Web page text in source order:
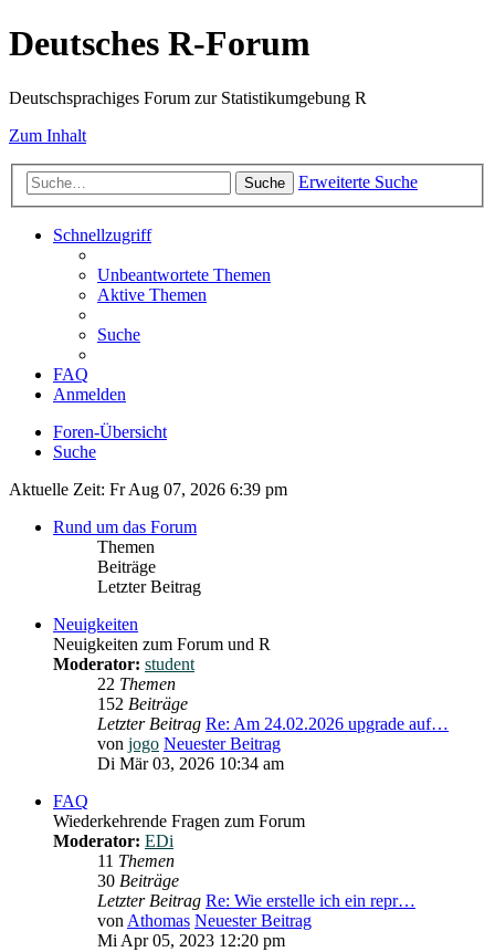
Deutsches R-Forum
Deutschsprachiges Forum zur Statistikumgebung R
Zum Inhalt
Suche Erweiterte Suche
Schnellzugriff
Unbeantwortete Themen
Aktive Themen
Suche
FAQ
Anmelden
Foren-Übersicht
Suche
Aktuelle Zeit: Fr Aug 07, 2026 6:39 pm
Rund um das Forum
Themen
Beiträge
Letzter Beitrag
Neuigkeiten
Neuigkeiten zum Forum und R
Moderator: student
22 Themen
152 Beiträge
Letzter Beitrag Re: Am 24.02.2026 upgrade auf…
von jogo Neuester Beitrag
Di Mär 03, 2026 10:34 am
FAQ
Wiederkehrende Fragen zum Forum
Moderator: EDi
11 Themen
30 Beiträge
Letzter Beitrag Re: Wie erstelle ich ein repr…
vonAthomas Neuester Beitrag
Mi Apr 05, 2023 12:20 pm